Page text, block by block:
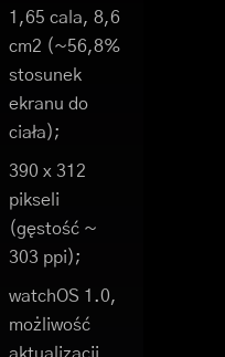
1,65 cala, 8,6
cm2 (~56,8%
stosunek
ekranu do
ciała);
390 x 312
pikseli
(gęstość ~
303 ppi);
watchOS 1.0,
możliwość